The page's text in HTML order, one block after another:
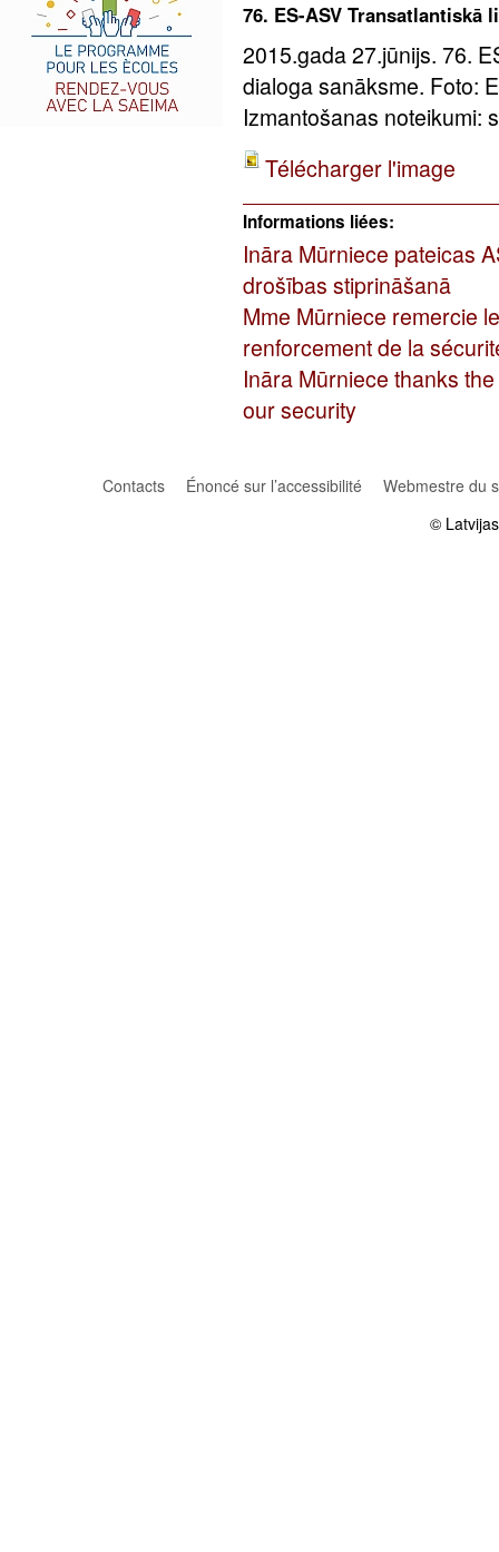
76. ES-ASV Transatlantiskā
2015.gada 27.jūnijs. 76.
dialoga sanāksme. Foto:
Izmantošanas noteikumi:
Télécharger l'image
Informations liées:
Ināra Mūrniece pateicas
drošības stiprināšanā
Mme Mūrniece remercie
renforcement de la
Ināra Mūrniece thanks
our security
Contacts Énoncé sur l’accessibilité
Webmestre du
©